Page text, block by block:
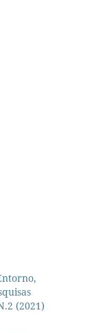
(2021)